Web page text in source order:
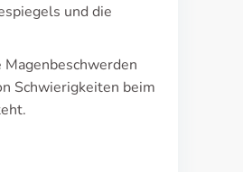
und die
Schwierigkeiten beim